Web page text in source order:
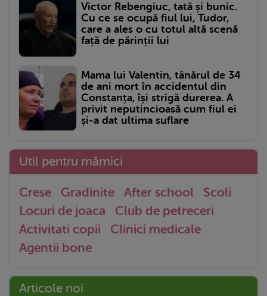
Victor Rebengiuc, tată și bunic.
Cu ce se ocupă fiul lui, Tudor,
care a ales o cu totul altă scenă
față de părinții lui
Mama lui Valentin, tânărul de 34
de ani mort în accidentul din
Constanța, își strigă durerea. A
privit neputincioasă cum fiul ei
și-a dat ultima suflare
Util pentru mămici
Crese Gradinite After school
Scoli
Locuri de joaca
Club de petreceri
Activitati copii
Clinici medicale
Agentii bone
Articole noi